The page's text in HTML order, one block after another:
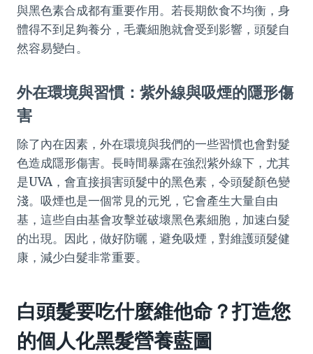
與黑色素合成都有重要作用。若長期飲食不均衡，身
體得不到足夠養分，毛囊細胞就會受到影響，頭髮自
然容易變白。
外在環境與習慣：紫外線與吸煙的隱形傷
害
除了內在因素，外在環境與我們的一些習慣也會對髮
色造成隱形傷害。長時間暴露在強烈紫外線下，尤其
是UVA，會直接損害頭髮中的黑色素，令頭髮顏色變
淺。吸煙也是一個常見的元兇，它會產生大量自由
基，這些自由基會攻擊並破壞黑色素細胞，加速白髮
的出現。因此，做好防曬，避免吸煙，對維護頭髮健
康，減少白髮非常重要。
白頭髮要吃什麼維他命？打造您
的個人化黑髮營養藍圖